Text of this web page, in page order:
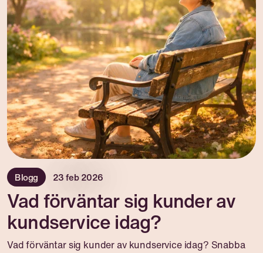
Blogg 23 feb 2026
Vad förväntar sig kunder av
kundservice idag?
Vad förväntar sig kunder av kundservice idag? Snabba